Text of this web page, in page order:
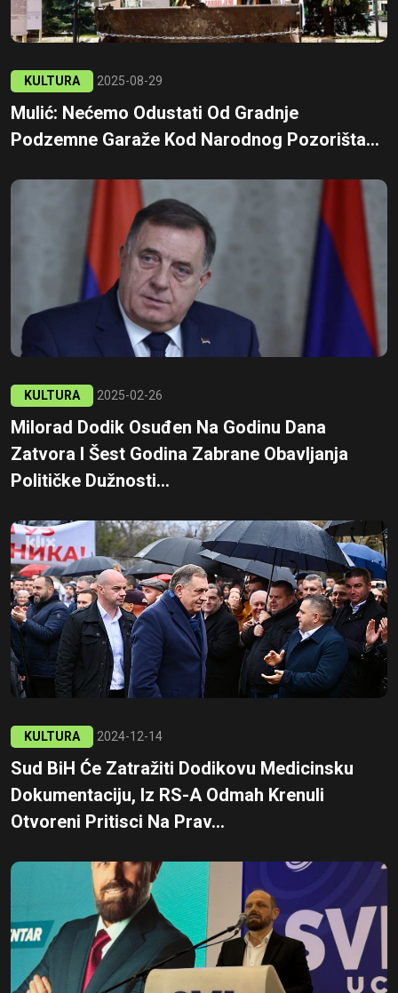
KULTURA 2025-08-29
Mulić: Nećemo Odustati Od Gradnje
Podzemne Garaže Kod Narodnog Pozorišta...
KULTURA 2025-02-26
Milorad Dodik Osuđen Na Godinu Dana
Zatvora I Šest Godina Zabrane Obavljanja
Političke Dužnosti...
KULTURA 2024-12-14
Sud BiH Će Zatražiti Dodikovu Medicinsku
Dokumentaciju, Iz RS-A Odmah Krenuli
Otvoreni Pritisci Na Prav...